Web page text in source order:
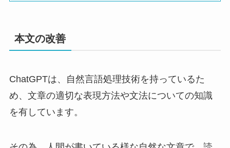
本文の改善
ChatGPTは、自然言語処理技術を持っているた
め、文章の適切な表現方法や文法についての知識
を有しています。